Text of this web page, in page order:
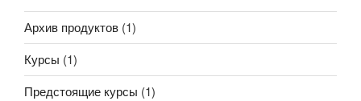
Архив продуктов (1)
Курсы (1)
Предстоящие курсы (1)